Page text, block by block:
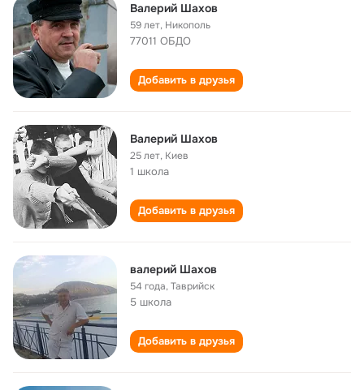
Валерий Шахов
59 лет, Никополь
77011 ОБДО
Добавить в друзья
Валерий Шахов
25 лет, Киев
1 школа
Добавить в друзья
валерий Шахов
54 года,Таврийск
5 школа
Добавить в друзья